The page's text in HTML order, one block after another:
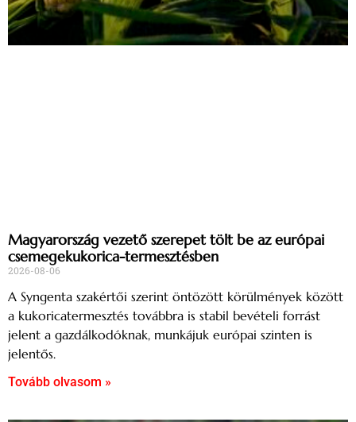
Magyarország vezető szerepet tölt be az európai
csemegekukorica-termesztésben
2026-08-06
A Syngenta szakértői szerint öntözött körülmények között
a kukoricatermesztés továbbra is stabil bevételi forrást
jelent a gazdálkodóknak, munkájuk európai szinten is
jelentős.
Tovább olvasom »